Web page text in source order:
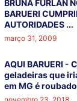
BRUNA FURLAN
BARUERI
AUTORIDADES ...
março 31, 2009
AQUI BARUERI -
geladeiras que
em MG é